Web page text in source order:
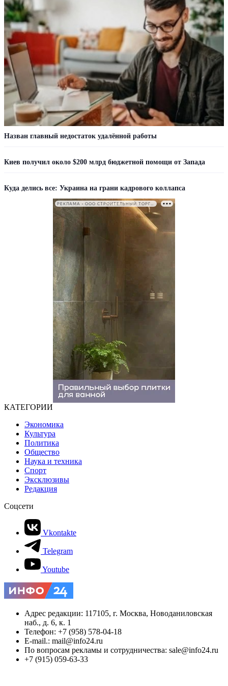
Назван главный недостаток удалённой работы
Киев получил около $200 млрд бюджетной помощи от Запада
Куда делись все: Украина на грани кадрового коллапса
КАТЕГОРИИ
Экономика
Культура
Политика
Общество
Наука и техника
Спорт
Эксклюзивы
Редакция
Соцсети
Vkontakte
Telegram
Youtube
Адрес редакции: 117105, г. Москва, Новоданиловская
наб., д. 6, к. 1
Телефон: +7 (958) 578-04-18
E-mail.: mail@info24.ru
По вопросам рекламы и сотрудничества: sale@info24.ru
+7 (915) 059-63-33